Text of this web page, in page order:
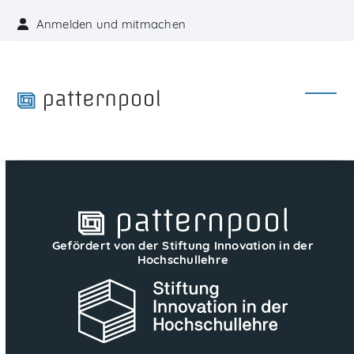
Anmelden und mitmachen
menu
menu
Gefördert von der Stiftung Innovation in der
Hochschullehre